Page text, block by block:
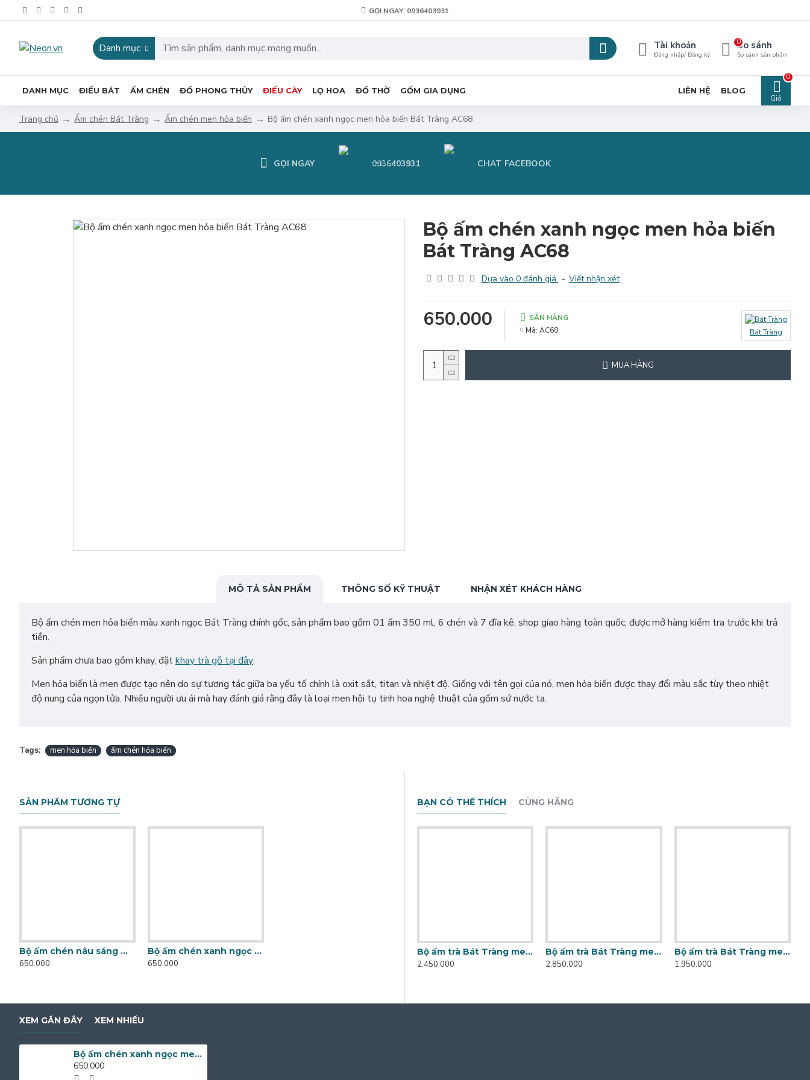
GỌI NGAY: 0936403931
Danh mục Tài khoản
Đăng nhập/ Đăng ký
So sánh
So sánh sản phẩm
0
DANH MỤC ĐIẾU BÁT ẤM CHÉN ĐỒ PHONG THỦY ĐIẾU CÀY LỌ HOA ĐỒ THỜ GỐM GIA DỤNG LIÊN HỆ
BLOG
Giỏ
0
Trang chủ Ấm chén Bát Tràng Ấm chén men hỏa biến Bộ ấm chén xanh ngọc men hỏa biến Bát Tràng AC68
GỌI NGAY 0936403931 CHAT FACEBOOK
Bộ ấm chén xanh ngọc men hỏa biến
Bát Tràng AC68
Dựa vào 0 đánh giá. - Viết nhận xét
650.000
SẴN HÀNG
Mã: AC68 Bát Tràng
MUA HÀNG
MÔ TẢ SẢN PHẨM THÔNG SỐ KỸ THUẬT NHẬN XÉT KHÁCH HÀNG
Bộ ấm chén men hỏa biến màu xanh ngọc Bát Tràng chính gốc, sản phẩm bao gồm 01 ấm 350 ml, 6 chén và 7 đĩa kê, shop giao hàng toàn quốc, được mở hàng kiểm tra trước khi trả
tiền.
Sản phẩm chưa bao gồm khay, đặtkhay trà gỗ tại đây.
Men hỏa biến là men được tạo nên do sự tương tác giữa ba yếu tố chính là oxit sắt, titan và nhiệt độ. Giống với tên gọi của nó, men hỏa biến được thay đổi màu sắc tùy theo nhiệt
độ nung của ngọn lửa. Nhiều người ưu ái mà hay đánh giá rằng đây là loại men hội tụ tinh hoa nghệ thuật của gốm sứ nước ta.
Tags: men hỏa biến ấm chén hỏa biến
SẢN PHẨM TƯƠNG TỰ
Bộ ấm chén nâu sáng men hỏa biến Bát Tràng AC81
650.000
Bộ ấm chén xanh ngọc men hỏa biến Bát Tràng AC81A
650.000
BẠN CÓ THỂ THÍCH CÙNG HÃNG
Bộ ấm trà Bát Tràng men hỏa biến Lục Thạch AC89
2.450.000
Bộ ấm trà Bát Tràng men hỏa biến Ngọc Thạch AC89A
2.850.000
Bộ ấm trà Bát Tràng men hỏa biến Xanh Ngọc AC89B
1.950.000
XEM GẦN ĐÂY XEM NHIỀU
Bộ ấm chén xanh ngọc men hỏa biến Bát Tràng AC68
650.000